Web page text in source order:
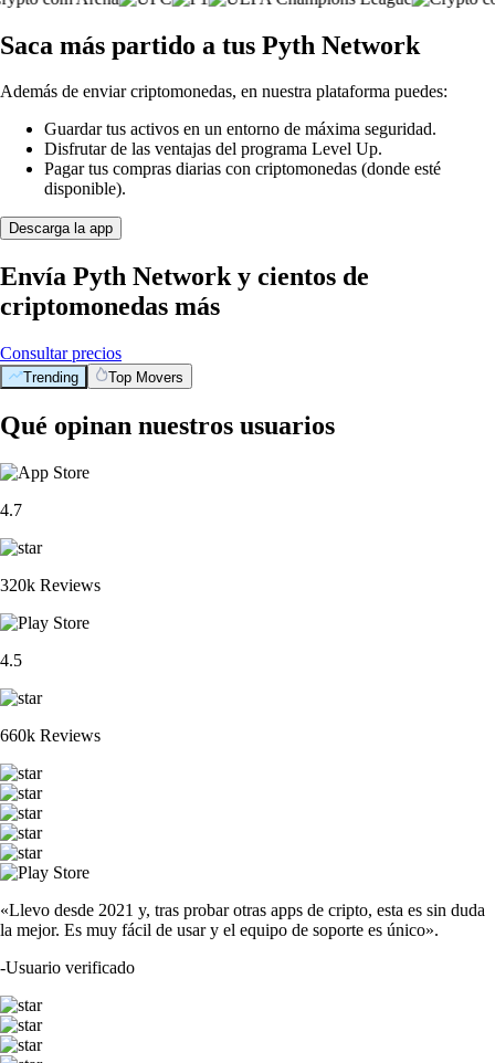
Saca más partido a tus Pyth Network
Además de enviar criptomonedas, en nuestra plataforma puedes:
Guardar tus activos en un entorno de máxima seguridad.
Disfrutar de las ventajas del programa Level Up.
Pagar tus compras diarias con criptomonedas (donde esté
disponible).
Descarga la app
Envía Pyth Network y cientos de
criptomonedas más
Consultar precios
Trending Top Movers
Qué opinan nuestros usuarios
4.7
320k Reviews
4.5
660k Reviews
«Llevo desde 2021 y, tras probar otras apps de cripto, esta es sin duda
la mejor. Es muy fácil de usar y el equipo de soporte es único».
-Usuario verificado